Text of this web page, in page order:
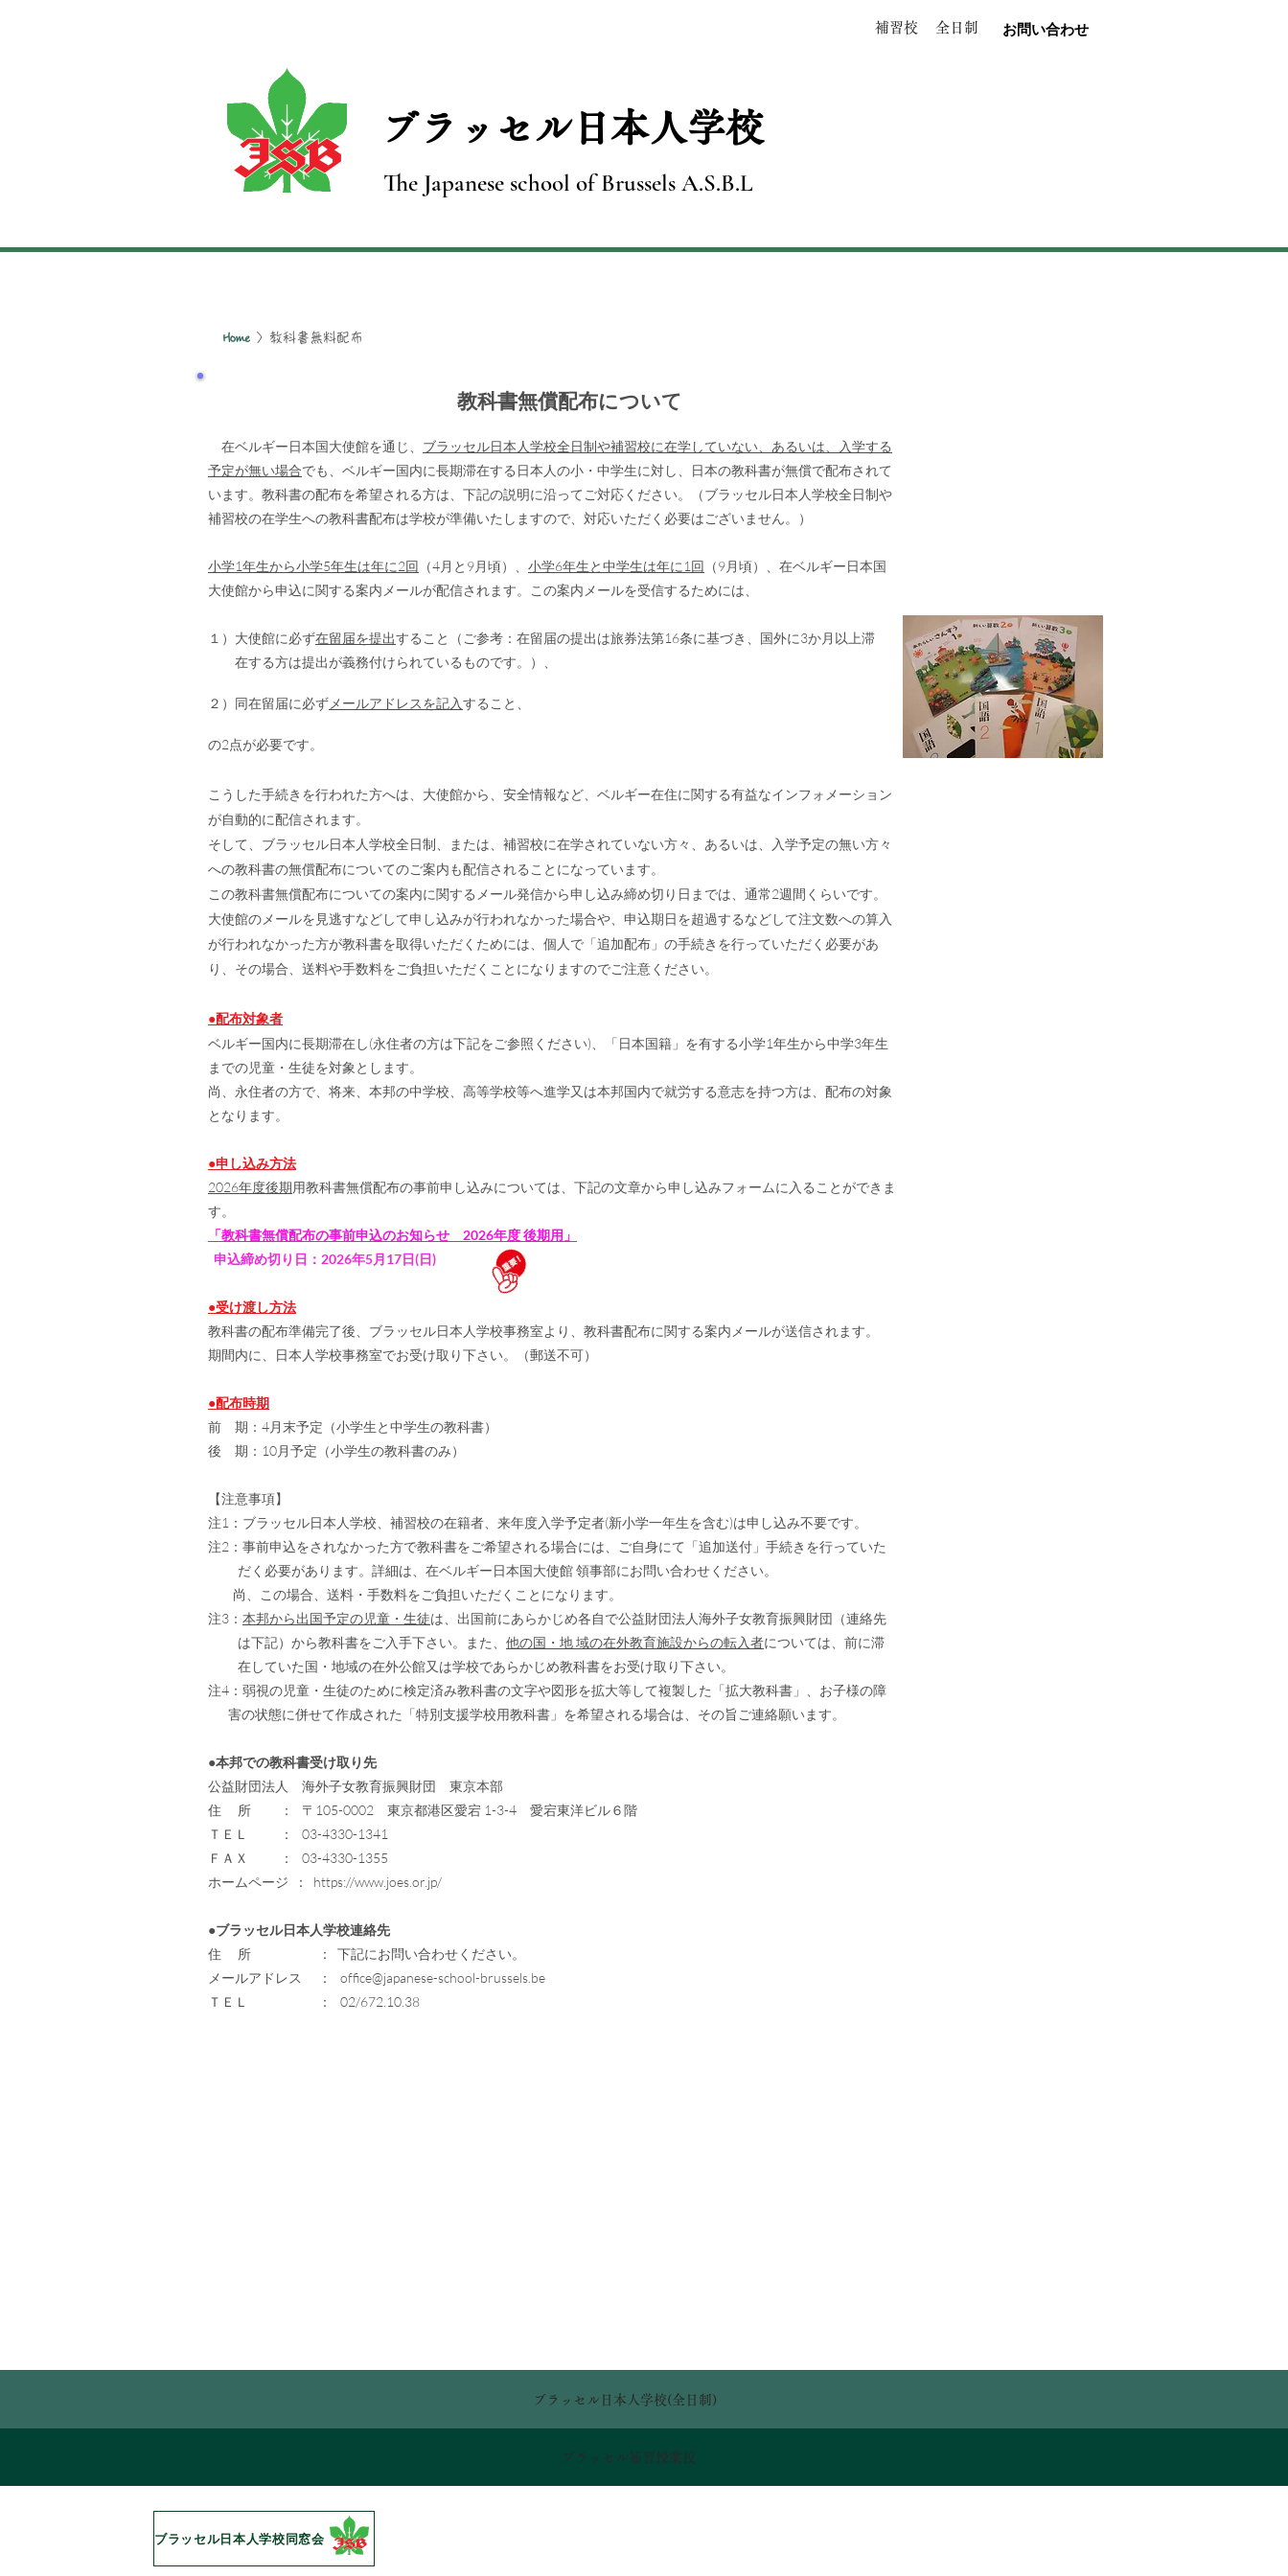
全日制
補習校 お問い合わせ
​ブラッセル日本人学校
The Japanese school of Brussels A.S.B.L
Home 〉教科書無料配布
教科書無償配布について
在ベルギー日本国大使館を通じ、 ブラッセル日本人学校全日制や補習校に在学していない、あるいは、入学する
予定が無い場合でも、ベルギー国内に長期滞在する日本人の小・中学生に対し、日本の教科書が無償で配布されて
います。教科書の配布を希望される方は、下記の説明に沿ってご対応ください。（ブラッセル日本人学校全日制や
補習校の在学生への教科書配布は学校が準備いたしますので、対応いただく必要はございません。）
小学1年生から小学5年生は年に2回 （4月と9月頃）、 小学6年生と中学生は年に1回 （9月頃）、在ベルギー日本国
大使館から申込に関する案内メールが配信されます。この案内メールを受信するためには、
１）大使館に必ず在留届を提出すること（ご参考：在留届の提出は旅券法第16条に基づき、国外に3か月以上滞
在する方は提出が義務付けられているものです。）、
２）同在留届に必ず メールアドレスを記入すること、
の2点が必要です。
こうした手続きを行われた方へは、大使館から、安全情報など、ベルギー在住に関する有益なインフォメーション
が自動的に配信されます。
そして、ブラッセル日本人学校全日制、または、補習校に在学されていない方々、あるいは、入学予定の無い方々
への教科書の無償配布についてのご案内も配信されることになっています。
この教科書無償配布についての案内に関するメール発信から申し込み締め切り日までは、通常2週間くらいです。
大使館のメールを見逃すなどして申し込みが行われなかった場合や、申込期日を超過するなどして注文数への算入
が行われなかった方が教科書を取得いただくためには、個人で「追加配布」の手続きを行っていただく必要があ
り、その場合、送料や手数料をご負担いただくことになりますのでご注意ください。
●配布対象者
ベルギー国内に長期滞在し(永住者の方は下記をご参照ください)、「日本国籍」を有する小学1年生から中学3年生
までの児童・生徒を対象とします。
尚、永住者の方で、将来、本邦の中学校、高等学校等へ進学又は本邦国内で就労する意志を持つ方は、配布の対象
となります。
●申し込み方法
2026年度後期用教科書無償配布の事前申し込みについては、下記の文章から申し込みフォームに入ることができま
す。
「教科書無償配布の事前申込のお知らせ 2026年度 後期用」
申込締め切り日：2026年5月17日(日)
●受け渡し方法
教科書の配布準備完了後、ブラッセル日本人学校事務室より、教科書配布に関する案内メールが送信されます。
期間内に、日本人学校事務室でお受け取り下さい。（郵送不可）
●配布時期
前 期：4月末予定（小学生と中学生の教科書）
後 期：10月予定（小学生の教科書のみ）
【注意事項】
注1：ブラッセル日本人学校、補習校の在籍者、来年度入学予定者(新小学一年生を含む)は申し込み不要です。
注2：事前申込をされなかった方で教科書をご希望される場合には、ご自身にて「追加送付」手続きを行っていた
だく必要があります。詳細は、在ベルギー日本国大使館 領事部にお問い合わせください。
尚、この場合、送料・手数料をご負担いただくことになります。
注3： 本邦から出国予定の児童・生徒は、出国前にあらかじめ各自で公益財団法人海外子女教育振興財団 （連絡先
は下記）から教科書をご入手下さい。また、 他の国・地 域の在外教育施設からの転入者については、前に滞
在していた国・地域の在外公館又は学校であらかじめ教科書をお受け取り下さい。
注4：弱視の児童・生徒のために検定済み教科書の文字や図形を拡大等して複製した「拡大教科書」、お子様の障
害の状態に併せて作成された「特別支援学校用教科書」を希望される場合は、その旨ご連絡願います。
●本邦での教科書受け取り先
公益財団法人 海外子女教育振興財団 東京本部
住 所 ： 〒105-0002 東京都港区愛宕 1-3-4 愛宕東洋ビル６階
ＴＥＬ ： 03-4330-1341
ＦＡＸ ： 03-4330-1355
ホームページ ： https://www.joes.or.jp/
●ブラッセル日本人学校連絡先
住 所 ： 下記にお問い合わせください。
メールアドレス ： office@japanese-school-brussels.be
ＴＥＬ ： 02/672.10.38
ブラッセル日本人学校(全日制)
ブラッセル補習授業校
ブラッセル日本人学校同窓会